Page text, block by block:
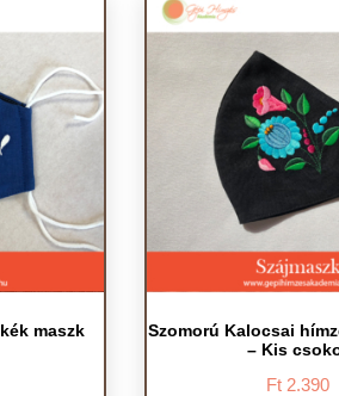
maszk
Szomorú Kalocsai
– Kis
Ft 2.390